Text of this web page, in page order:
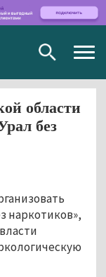
области
без
наркотиков»,